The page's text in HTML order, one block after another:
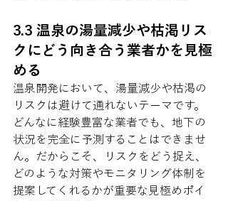
3.3 温泉の湯量減少や枯渇リス
クにどう向き合う業者かを見極
める
温泉開発において、湯量減少や枯渇の
リスクは避けて通れないテーマです。
どんなに経験豊富な業者でも、地下の
状況を完全に予測することはできませ
ん。だからこそ、リスクをどう捉え、
どのような対策やモニタリング体制を
提案してくれるかが重要な見極めポイ